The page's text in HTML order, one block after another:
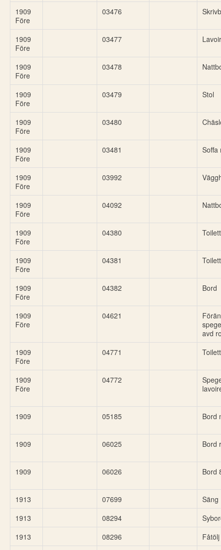
1909
Före
03476
1909
Före
03477
1909
Före
03478
1909
Före
03479 Stol
1909
Före
03480
1909
Före
03481 Soffa
1909
Före
03992
1909
Före
04092
1909
Före
04380
1909
Före
04381
1909
Före
04382 Bord
1909
Före
04621
avd
1909
Före
04771
1909
Före
04772
1909 05185 Bord
1909 06025 Bord
1909 06026 Bord
1913 07699
Säng
1913
08294
1913
08296
Fåtölj